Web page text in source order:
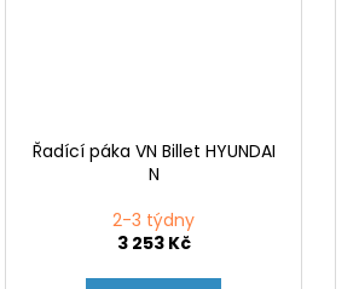
Řadící páka VN Billet HYUNDAI
N
2-3 týdny
3 253 Kč